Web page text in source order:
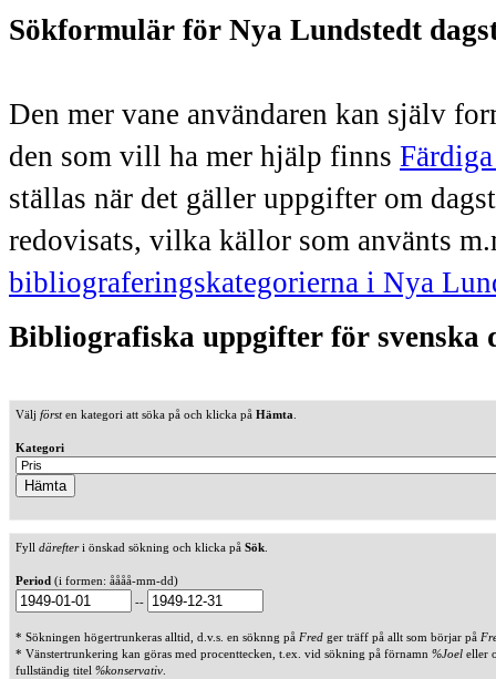
Sökformulär för Nya Lundstedt
Den mer vane användaren kan själv
den som vill ha mer hjälp finns
ställas när det gäller uppgifter om
redovisats, vilka källor som använts
bibliograferingskategorierna i Nya
Bibliografiska uppgifter för svenska
Välj försten kategori att söka på och klicka på Hämta
Kategori
Fyll därefteri önskad sökning och klicka på Sök
Period (i formen: åååå-mm-dd)
--
* Sökningen högertrunkeras alltid, d.v.s. en söknng på Fred ger träff på allt som börjar på
* Vänstertrunkering kan göras med procenttecken, t.ex. vid sökning på förnamn %Joel eller
fullständig titel %konservativ